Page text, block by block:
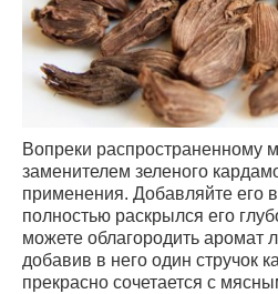
Вопреки распространенному
заменителем зеленого
применения. Добавляйте его
полностью раскрылся его
можете облагородить аромат
добавив в него один стручок
прекрасно сочетается с